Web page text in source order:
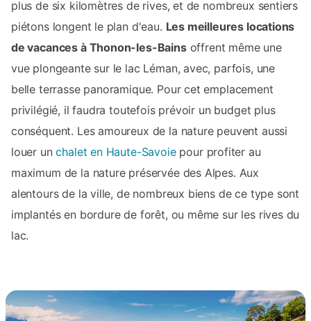
plus de six kilomètres de rives, et de nombreux sentiers
piétons longent le plan d'eau. Les meilleures locations
de vacances à Thonon-les-Bainsoffrent même une
vue plongeante sur le lac Léman, avec, parfois, une
belle terrasse panoramique. Pour cet emplacement
privilégié, il faudra toutefois prévoir un budget plus
conséquent. Les amoureux de la nature peuvent aussi
louer unchalet en Haute-Savoiepour profiter au
maximum de la nature préservée des Alpes. Aux
alentours de la ville, de nombreux biens de ce type sont
implantés en bordure de forêt, ou même sur les rives du
lac.